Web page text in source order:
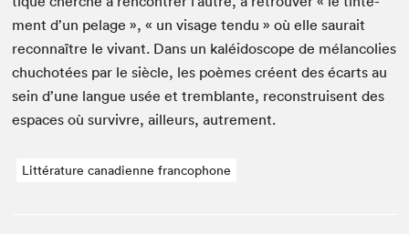
ment d’un pelage », « un vis­age ten­du » où elle saurait
recon­naître le vivant. Dans un kaléi­do­scope de mélan­col­ies
chu­chotées par le siè­cle, les poèmes créent des écarts au
sein d’une langue usée et trem­blante, recon­stru­isent des
espaces où sur­vivre, ailleurs, autrement.
Littérature canadienne francophone